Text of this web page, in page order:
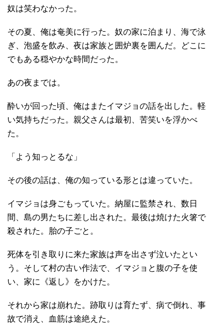
奴は笑わなかった。
その夏、俺は奄美に行った。奴の家に泊まり、海で泳
ぎ、泡盛を飲み、夜は家族と囲炉裏を囲んだ。どこに
でもある穏やかな時間だった。
あの夜までは。
酔いが回った頃、俺はまたイマジョの話を出した。軽
い気持ちだった。親父さんは最初、苦笑いを浮かべ
た。
「よう知っとるな」
その後の話は、俺の知っている形とは違っていた。
イマジョは身ごもっていた。納屋に監禁され、数日
間、島の男たちに差し出された。最後は焼けた火箸で
殺された。胎の子ごと。
死体を引き取りに来た家族は声を出さず泣いたとい
う。そして村の古い作法で、イマジョと腹の子を使
い、家に《返し》をかけた。
それから家は崩れた。跡取りは育たず、病で倒れ、事
故で消え、血筋は途絶えた。